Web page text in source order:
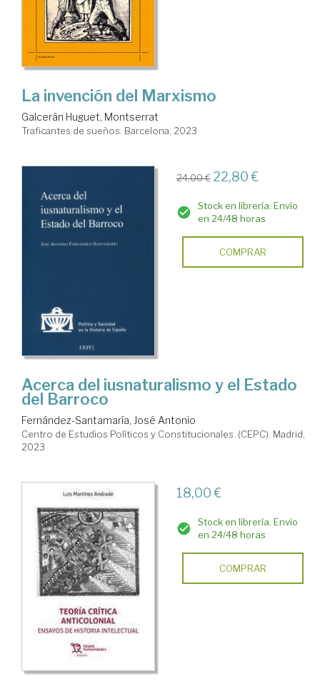
La invención del Marxismo
Galcerán Huguet, Montserrat
Traficantes de sueños. Barcelona, 2023
24,00 € 22,80 €
Stock en librería. Envío
en 24/48 horas
COMPRAR
Acerca del iusnaturalismo y el Estado
del Barroco
Fernández-Santamaría, José Antonio
Centro de Estudios Políticos y Constitucionales. (CEPC). Madrid,
2023
18,00 €
Stock en librería. Envío
en 24/48 horas
COMPRAR